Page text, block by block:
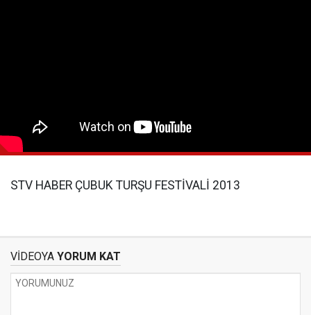
STV HABER ÇUBUK TURŞU FESTİVALİ 2013
VİDEOYA YORUM KAT